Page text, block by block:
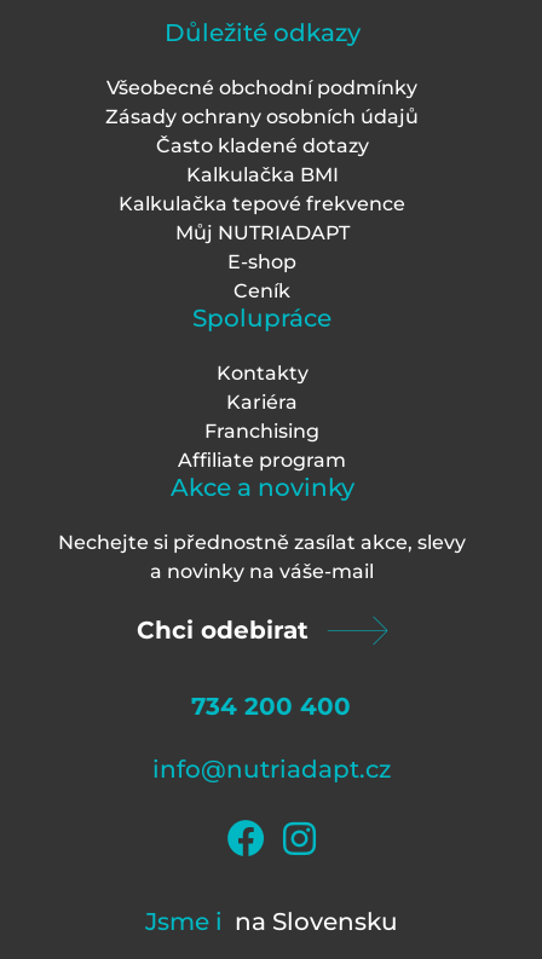
Důležité odkazy
Všeobecné obchodní podmínky
Zásady ochrany osobních údajů
Často kladené dotazy
Kalkulačka BMI
Kalkulačka tepové frekvence
Můj NUTRIADAPT
E-shop
Ceník
Spolupráce
Kontakty
Kariéra
Franchising
Affiliate program
Akce a novinky
Nechejte si přednostně zasílat akce, slevy
a novinky na váše-mail
Chci odebirat
734 200 400
info@nutriadapt.cz
Jsme i na Slovensku